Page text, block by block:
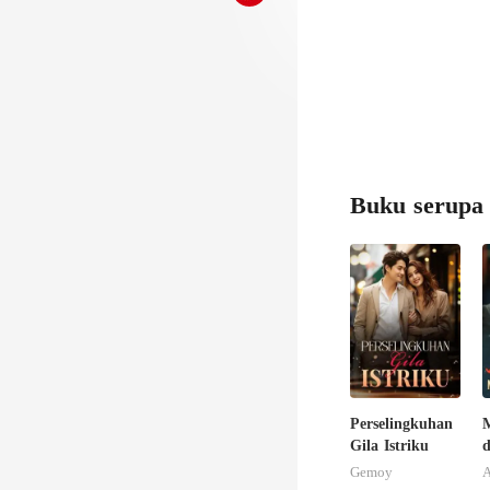
Buku serupa
Perselingkuhan
Gila Istriku
Gemoy